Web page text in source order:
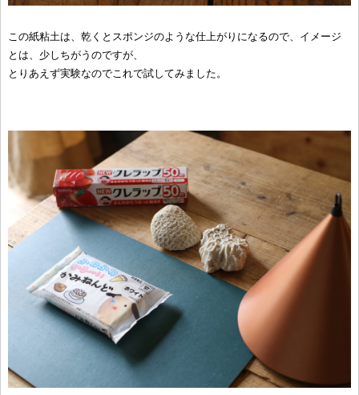
この紙粘土は、乾くとスポンジのような仕上がりになるので、イメージ
とは、少しちがうのですが、
とりあえず実験なのでこれで試してみました。